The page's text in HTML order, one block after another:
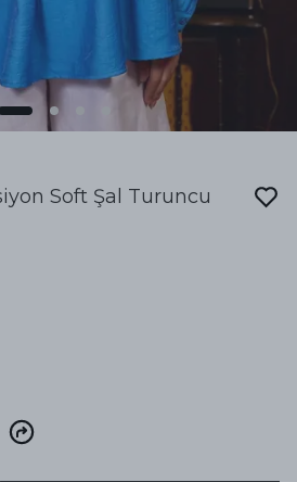
Soft Şal Turuncu